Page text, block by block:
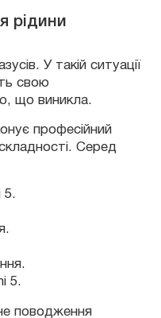
рідини
У такій ситуації
свою
що виникла.
професійний
Серед
5.
5.
поводження